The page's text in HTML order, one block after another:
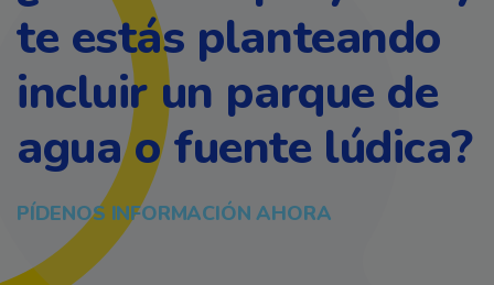
te estás planteando
incluir un parque de
agua o fuente lúdica?
PÍDENOS INFORMACIÓN AHORA